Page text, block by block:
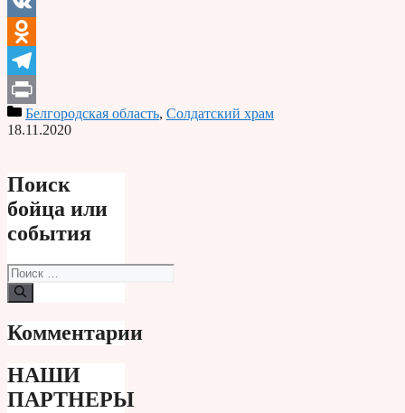
VK
Odnoklassniki
Telegram
PrintБелгородская область, Солдатский храм
18.11.2020
Поиск
бойца или
события
Поиск:
Комментарии
НАШИ
ПАРТНЕРЫ